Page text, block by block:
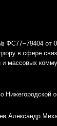
ФС77−79404 от
в сфере
массовых
Нижегородской
Александр